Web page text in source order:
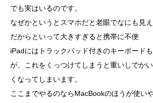
でも実はいるのです。
なぜかというとスマホだと老眼でなにも見え
だからといって大きすぎると携帯に不便
iPadにはトラックパッド付きのキーボード
が、これをくっつけてしまうと重いしでか
くなってしまいます。
ここまでやるのならMacBookのほうが使いや